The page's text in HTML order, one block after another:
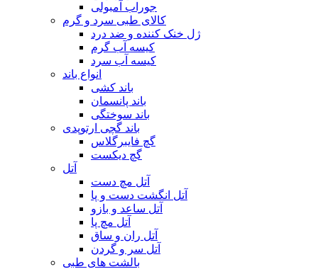
جوراب آمبولی
کالای طبی سرد و گرم
ژل خنک کننده و ضد درد
کیسه آب گرم
کیسه آب سرد
انواع باند
باند کشی
باند پانسمان
باند سوختگی
باند گچی ارتوپدی
گچ فایبرگلاس
گچ دیکست
آتل
آتل مچ دست
آتل انگشت دست و پا
آتل ساعد و بازو
آتل مچ پا
آتل ران و ساق
آتل سر و گردن
بالشت های طبی